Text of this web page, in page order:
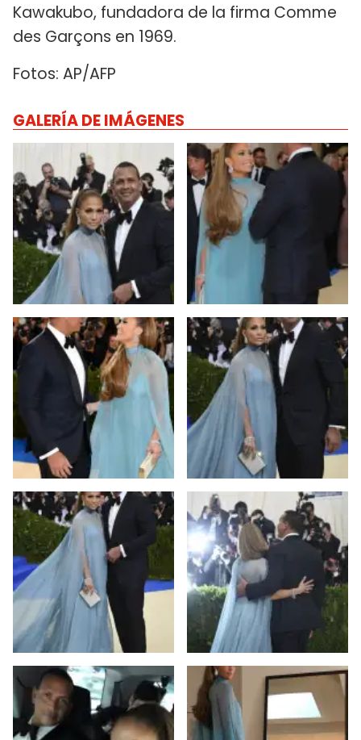
Kawakubo, fundadora de la firma Comme
des Garçons en 1969.
Fotos: AP/AFP
GALERÍA DE IMÁGENES